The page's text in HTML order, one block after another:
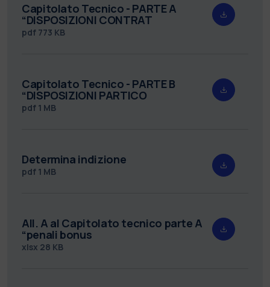
Capitolato Tecnico - PARTE A
“DISPOSIZIONI CONTRAT
pdf 773 KB
Capitolato Tecnico - PARTE B
“DISPOSIZIONI PARTICO
pdf 1 MB
Determina indizione
pdf 1 MB
All. A al Capitolato tecnico parte A
“penali bonus
xlsx 28 KB